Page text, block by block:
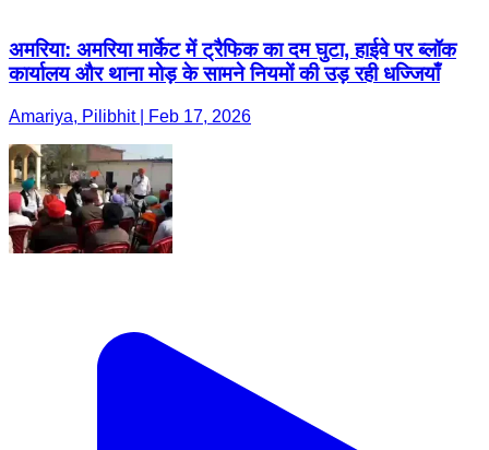
अमरिया: अमरिया मार्केट में ट्रैफिक का दम घुटा, हाईवे पर ब्लॉक
कार्यालय और थाना मोड़ के सामने नियमों की उड़ रही धज्जियाँ
Amariya, Pilibhit | Feb 17, 2026